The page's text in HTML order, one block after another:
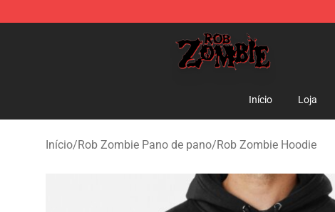
Rob Zombie Shop - Official Rob Zombie Merchandise Store
Início Loja
Início/Rob Zombie Pano de pano/Rob Zombie Hoodie